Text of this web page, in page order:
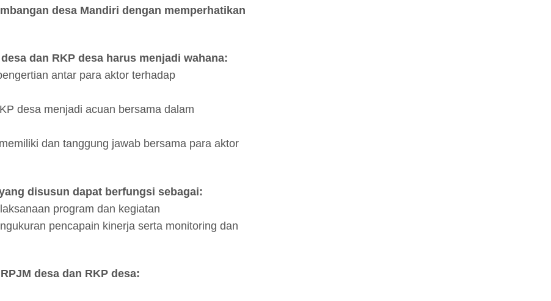
desa Mandiri dengan memperhatikan
dan RKP desa harus menjadi wahana:
antar para aktor terhadap
desa menjadi acuan bersama dalam
dan tanggung jawab bersama para aktor
disusun dapat berfungsi sebagai:
program dan kegiatan
pencapain kinerja serta monitoring dan
desa dan RKP desa: